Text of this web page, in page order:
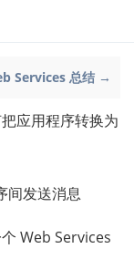
Services 总结 →
应用程序转换为
间发送消息
Web Services